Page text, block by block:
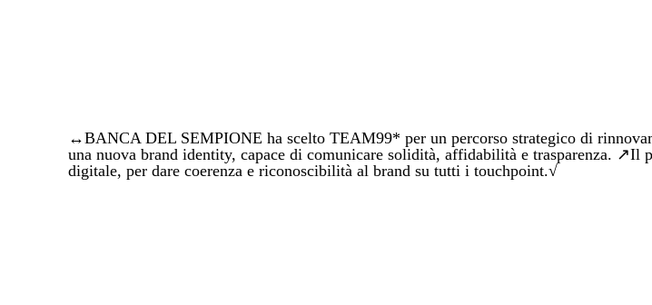
↔BANCA DEL SEMPIONE ha scelto TEAM99* per un percorso strategico di
una nuova brand identity, capace di comunicare solidità, affidabilità e trasparenza. ↗Il
digitale, per dare coerenza e riconoscibilità al brand su tutti i touchpoint.√